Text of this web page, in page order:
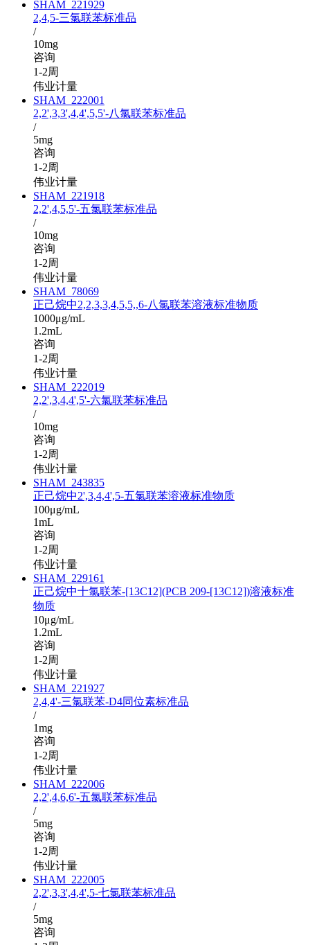
SHAM_221929
2,4,5-三氯联苯标准品
/
10mg
咨询
1-2周
伟业计量
SHAM_222001
2,2',3,3',4,4',5,5'-八氯联苯标准品
/
5mg
咨询
1-2周
伟业计量
SHAM_221918
2,2',4,5,5'-五氯联苯标准品
/
10mg
咨询
1-2周
伟业计量
SHAM_78069
正己烷中2,2,3,3,4,5,5,,6-八氯联苯溶液标准物质
1000μg/mL
1.2mL
咨询
1-2周
伟业计量
SHAM_222019
2,2',3,4,4',5'-六氯联苯标准品
/
10mg
咨询
1-2周
伟业计量
SHAM_243835
正己烷中2',3,4,4',5-五氯联苯溶液标准物质
100μg/mL
1mL
咨询
1-2周
伟业计量
SHAM_229161
正己烷中十氯联苯-[13C12](PCB 209-[13C12])溶液标准
物质
10μg/mL
1.2mL
咨询
1-2周
伟业计量
SHAM_221927
2,4,4'-三氯联苯-D4同位素标准品
/
1mg
咨询
1-2周
伟业计量
SHAM_222006
2,2',4,6,6'-五氯联苯标准品
/
5mg
咨询
1-2周
伟业计量
SHAM_222005
2,2',3,3',4,4',5-七氯联苯标准品
/
5mg
咨询